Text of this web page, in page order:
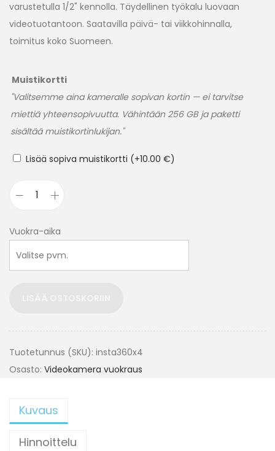
varustetulla 1/2" kennolla. Täydellinen työkalu luovaan
videotuotantoon. Saatavilla päivä- tai viikkohinnalla,
toimitus koko Suomeen.
Muistikortti
"Valitsemme aina kameralle sopivan kortin — ei tarvitse
miettiä yhteensopivuutta. Vähintään 256 GB ja paketti
sisältää muistikortinlukijan."
Lisää sopiva muistikortti (+10.00 €)
Vuokra-aika
Tuotetunnus (SKU): insta360x4
Osasto: Videokamera vuokraus
Kuvaus
Hinnoittelu